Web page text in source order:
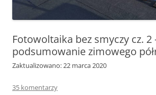
Fotowoltaika bez smyczy cz. 2
podsumowanie zimowego
Zaktualizowano: 22 marca 2020
35 komentarzy